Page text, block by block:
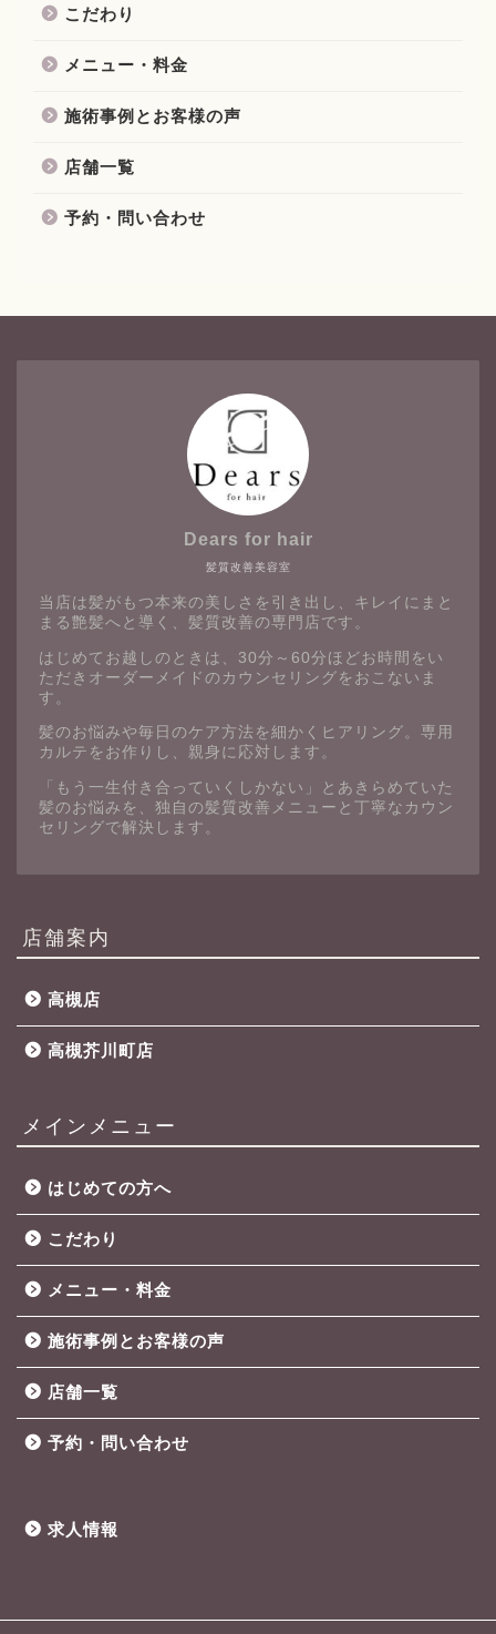
こだわり
メニュー・料金
施術事例とお客様の声
店舗一覧
予約・問い合わせ
髪質改善美容室
Dears for hair
当店は髪がもつ本来の美しさを引き出し、キレイにまと
まる艶髪へと導く、髪質改善の専門店です。
はじめてお越しのときは、30分～60分ほどお時間をい
ただきオーダーメイドのカウンセリングをおこないま
す。
髪のお悩みや毎日のケア方法を細かくヒアリング。専用
カルテをお作りし、親身に応対します。
「もう一生付き合っていくしかない」とあきらめていた
髪のお悩みを、独自の髪質改善メニューと丁寧なカウン
セリングで解決します。
店舗案内
高槻店
高槻芥川町店
メインメニュー
はじめての方へ
こだわり
メニュー・料金
施術事例とお客様の声
店舗一覧
予約・問い合わせ
求人情報